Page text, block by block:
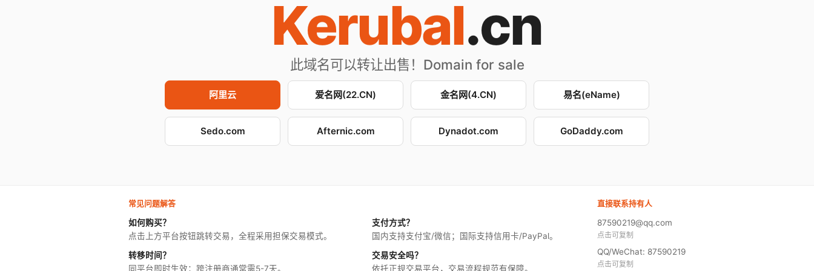
Kerubal.cn
此域名可以转让出售！Domain for sale
阿里云 爱名网(22.CN) 金名网(4.CN) 易名(eName)
Sedo.com Afternic.com Dynadot.com GoDaddy.com
常见问题解答
如何购买？
点击上方平台按钮跳转交易，全程采用担保交易模式。
支付方式？
国内支持支付宝/微信；国际支持信用卡/PayPal。
转移时间？
同平台即时生效；跨注册商通常需5-7天。
交易安全吗？
依托正规交易平台，交易流程规范有保障。
直接联系持有人
87590219@qq.com
点击可复制
QQ/WeChat: 87590219
点击可复制